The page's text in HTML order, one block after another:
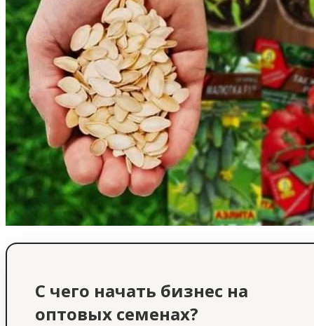
С чего начать бизнес на
оптовых семенах?